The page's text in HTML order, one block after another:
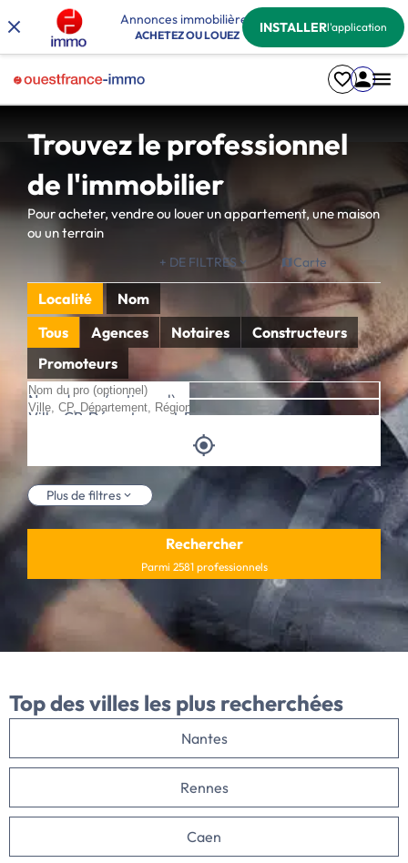
Annonces immobilières
ACHETEZ OU LOUEZ INSTALLERl'application
Trouvez le professionnel
de l'immobilier
Pour acheter, vendre ou louer un appartement, une maison
ou un terrain
+ DE FILTRES Carte
Localité
Nom
Tous
Agences Notaires
Constructeurs
Promoteurs
Nom du pro (optionnel)
Ville, CP, Département, Région
Plus de filtres
Rechercher
Parmi 2581 professionnels
Top des villes les plus recherchées
Nantes
Rennes
Caen